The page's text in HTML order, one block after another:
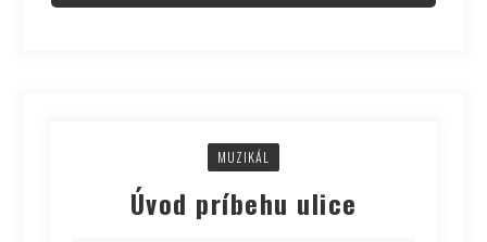
MUZIKÁL
Úvod príbehu ulice